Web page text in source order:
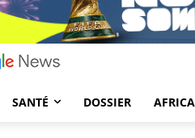
SANTÉ DOSSIER